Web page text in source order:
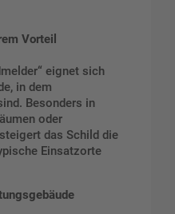
Vorteil
eignet sich
in dem
Besonders in
oder
das Schild die
Einsatzorte